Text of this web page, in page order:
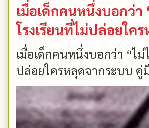
เมื่อเด็กคนหนึ่งบอกว่
โรงเรียนที่ไม่ปล่อยใค
เมื่อเด็กคนหนึ่งบอกว่า “ไ
ปล่อยใครหลุดจากระบบ คู่